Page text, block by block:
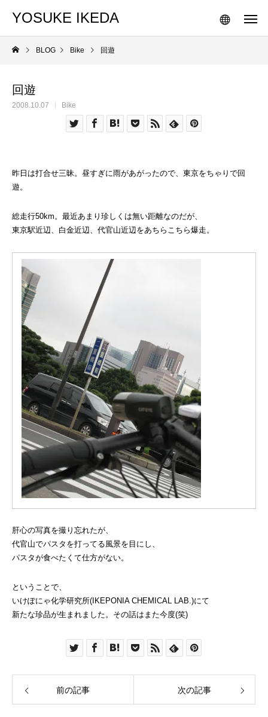
YOSUKE IKEDA
BLOG Bike 回遊
回遊
2008.10.07 Bike
昨日は打合せ三昧。昼すぎに雨があがったので、東京をちゃりで回
遊。
総走行50km。最近あまり珍しくは無い距離なのだが、
東京駅近辺、白金近辺、代官山近辺をあちらこちら爆走。
肝心の写真を撮り忘れたが、
代官山でパスタを打ってる風景を目にし、
パスタが食べたくて仕方がない。
ということで、
いけぽにゃ化学研究所(IKEPONIA CHEMICAL LAB.)にて
新たな珍品が生まれました。その話はまた今度(笑)
前の記事 次の記事